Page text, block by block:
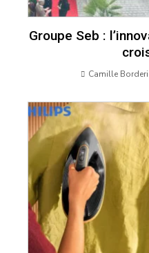
Groupe Seb :
Camille